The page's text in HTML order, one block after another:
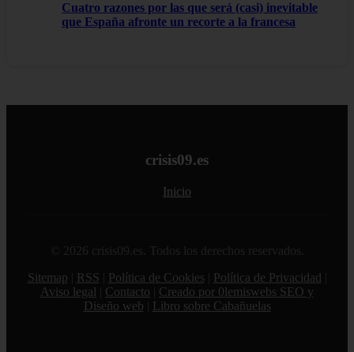
Cuatro razones por las que será (casi) inevitable
que España afronte un recorte a la francesa
crisis09.es
Inicio
© 2026 crisis09.es. Todos los derechos reservados.
Sitemap
RSS Política de Cookies Política de Privacidad
Aviso legal
Contacto
Creado por 0lemiswebs SEO y
Diseño web
Libro sobre Cabañuelas